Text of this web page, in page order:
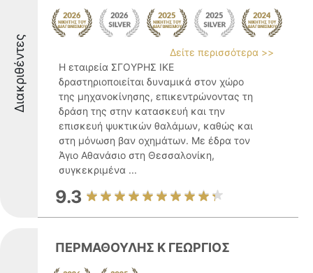
Διακριθέντες
Δείτε περισσότερα >>
Η εταιρεία ΣΓΟΥΡΗΣ ΙΚΕ
δραστηριοποιείται δυναμικά στον χώρο
της μηχανοκίνησης, επικεντρώνοντας τη
δράση της στην κατασκευή και την
επισκευή ψυκτικών θαλάμων, καθώς και
στη μόνωση βαν οχημάτων. Με έδρα τον
Άγιο Αθανάσιο στη Θεσσαλονίκη,
συγκεκριμένα ...
9.3
ΠΕΡΜΑΘΟΥΛΗΣ Κ ΓΕΩΡΓΙΟΣ